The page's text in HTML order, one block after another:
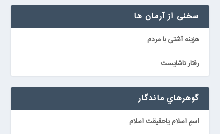
سخنی از آرمان ها
هزينه آشتى با مردم
رفتار ناشايست
گوهرهاي ماندگار
اسمِ اسلام ياحقیقت اسلام